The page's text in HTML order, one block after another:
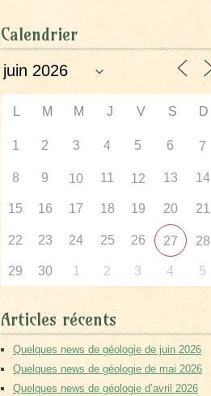
Calendrier
L M M J V S D
1 2 3 4 5 6 7
8 9 10 11 12 13 14
15 16 17 18 19 20 21
22 23 24 25 26 27 28
29 30 1 2 3 4 5
Articles récents
Quelques news de géologie de juin 2026
Quelques news de géologie de mai 2026
Quelques news de géologie d’avril 2026